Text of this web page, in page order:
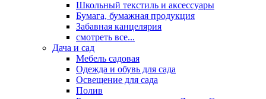
Школьный текстиль и аксессуары
Бумага, бумажная продукция
Забавная канцелярия
смотреть все...
Дача и сад
Мебель садовая
Одежда и обувь для сада
Освещение для сада
Полив